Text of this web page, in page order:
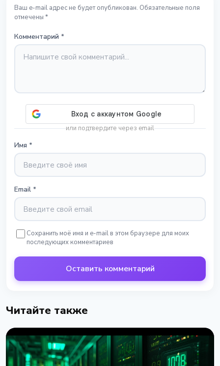
Ваш e-mail адрес не будет опубликован. Обязательные поля
отмечены *
Комментарий *
или подтвердите через email
Имя *
Email *
Сохранить моё имя и e-mail в этом браузере для моих
последующих комментариев
Оставить комментарий
Читайте также